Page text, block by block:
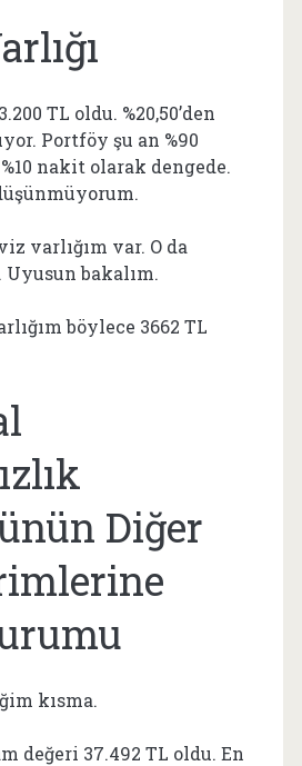
TL oldu. %20,50’den
Portföy şu an %90
nakit olarak dengede.
varlığım var. O da
bakalım.
böylece 3662 TL
Diğer
kısma.
değeri 37.492 TL oldu. En